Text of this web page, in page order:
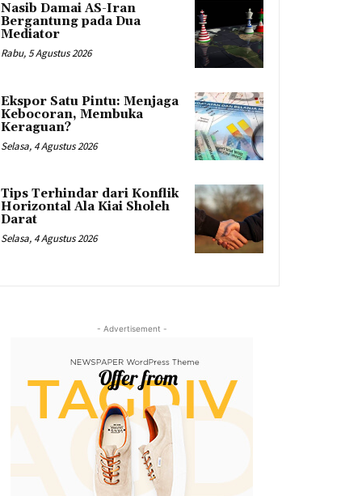
Nasib Damai AS-Iran
Bergantung pada Dua
Mediator
Rabu, 5 Agustus 2026
Ekspor Satu Pintu: Menjaga
Kebocoran, Membuka
Keraguan?
Selasa, 4 Agustus 2026
Tips Terhindar dari Konflik
Horizontal Ala Kiai Sholeh
Darat
Selasa, 4 Agustus 2026
- Advertisement -